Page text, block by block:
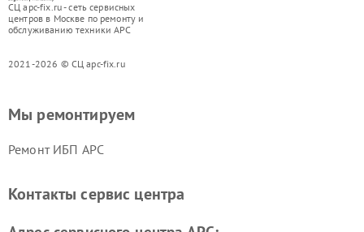
СЦ apc-fix.ru - сеть сервисных
центров в Москве по ремонту и
обслуживанию техники APC
2021-2026 © СЦ apc-fix.ru
Мы ремонтируем
Ремонт ИБП APC
Контакты сервис центра